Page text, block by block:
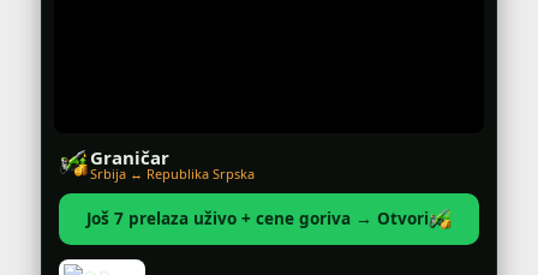
Graničar
Srbija ↔ Republika Srpska
Još 7 prelaza uživo + cene goriva → Otvori